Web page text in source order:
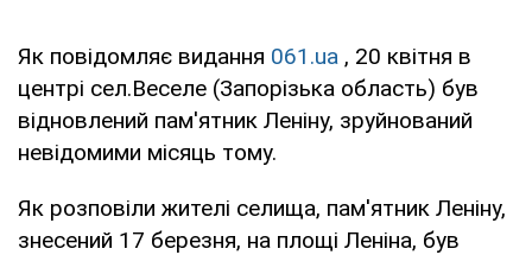
Як повідомляє видання 061.ua , 20 квітня в
центрі сел.Веселе (Запорізька область) був
відновлений пам'ятник Леніну, зруйнований
невідомими місяць тому.
Як розповіли жителі селища, пам'ятник Леніну,
знесений 17 березня, на площі Леніна, був